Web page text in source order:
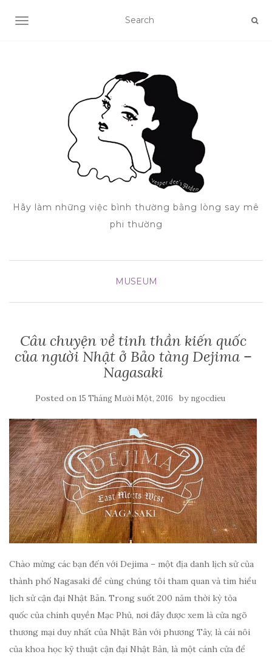
TOGGLE NAVIGATION
Hãy làm những việc bình thường bằng lòng say mê
phi thường
MUSEUM
Câu chuyện về tinh thần kiến quốc
của người Nhật ở Bảo tàng Dejima –
Nagasaki
Posted on 15 Tháng Mười Một, 2016 by ngocdieu
Chào mừng các bạn đến với Dejima – một địa danh lịch sử của
thành phố Nagasaki để cùng chúng tôi tham quan và tìm hiểu
lịch sử cận đại Nhật Bản. Trong suốt 200 năm thời kỳ tỏa
quốc của chính quyền Mạc Phủ, nơi đây được xem là cửa ngõ
thương mại duy nhất của Nhật Bản với phương Tây, là cái nôi
của khoa học kỹ thuật cận đại Nhật Bản, là một cánh cửa để